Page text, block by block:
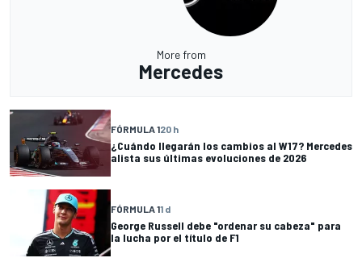
More from
Mercedes
FÓRMULA 120 h
¿Cuándo llegarán los cambios al W17? Mercedes
alista sus últimas evoluciones de 2026
FÓRMULA 11 d
George Russell debe "ordenar su cabeza" para
la lucha por el título de F1